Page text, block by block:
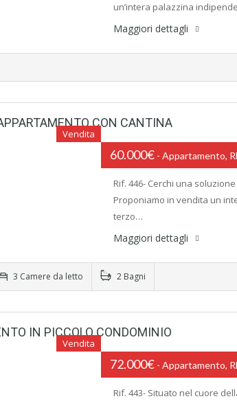
un’intera palazzina
Maggiori dettagli
CON CANTINA
Vendita
60.000€ - Appartamento,
Rif. 446- Cerchi una
Proponiamo in vendita un
terzo…
Maggiori dettagli
3 Camere da letto 2 Bagni
IN PICCOLO CONDOMINIO
Vendita
72.000€ - Appartamento,
Rif. 443- Situato nel cuore